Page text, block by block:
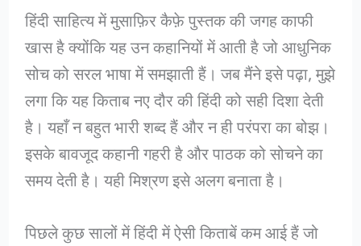
हिंदी साहित्य में मुसाफ़िर कैफ़े पुस्तक की जगह काफी
खास है क्योंकि यह उन कहानियों में आती है जो आधुनिक
सोच को सरल भाषा में समझाती हैं। जब मैंने इसे पढ़ा, मुझे
लगा कि यह किताब नए दौर की हिंदी को सही दिशा देती
है। यहाँ न बहुत भारी शब्द हैं और न ही परंपरा का बोझ।
इसके बावजूद कहानी गहरी है और पाठक को सोचने का
समय देती है। यही मिश्रण इसे अलग बनाता है।
पिछले कुछ सालों में हिंदी में ऐसी किताबें कम आई हैं जो